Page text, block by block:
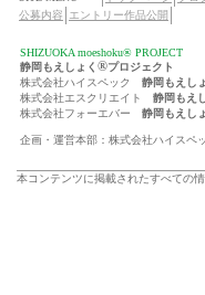
公募内容
エントリー作品公開
SHIZUOKA moeshoku® PROJECT
静岡もえしょく ®プロジェクト
株式会社ハイスペック 静岡もえし
株式会社エスクリエイト 静岡もえ
株式会社フォーエバー 静岡もえし
企画・運営本部：株式会社ハイス
本コンテンツに掲載されたすべての